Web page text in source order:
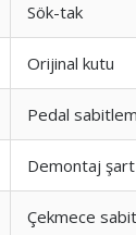
Sök-tak
Orijinal kutu
Pedal
Demontaj şart
Çekmece